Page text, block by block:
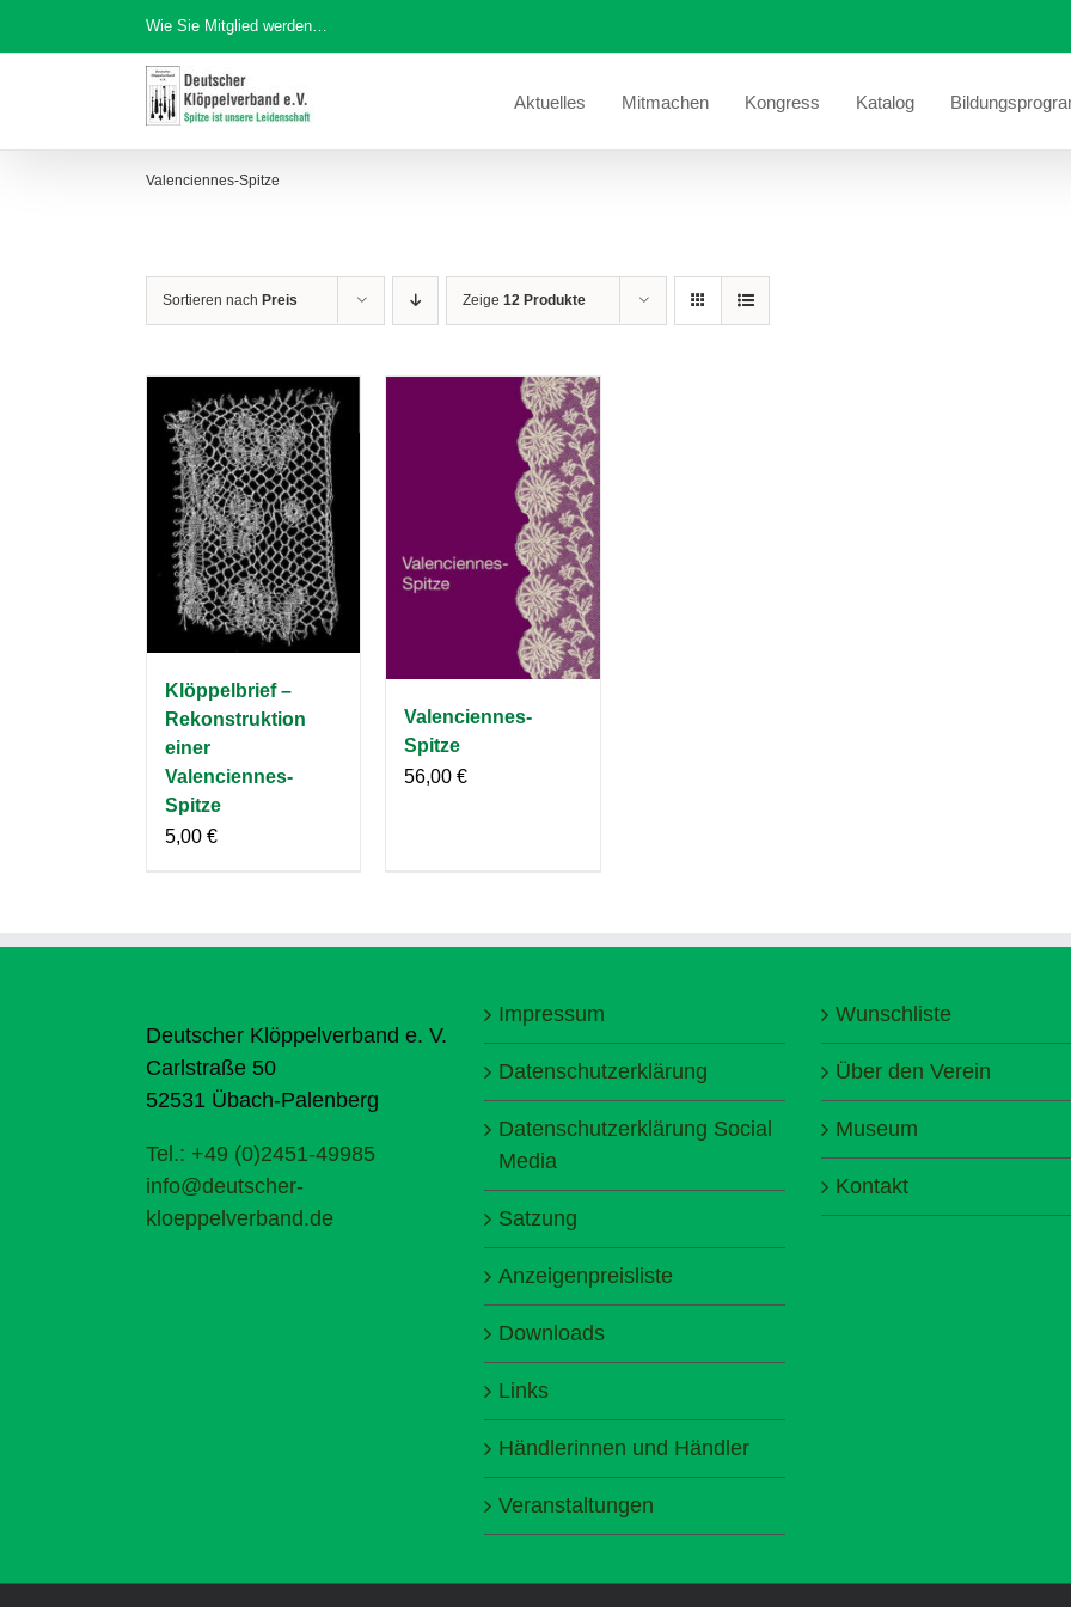
Inhalt
Wie Sie Mitglied werden…
Aktuelles Mitmachen Kongress Katalog
Valenciennes-Spitze
Sortieren nach Preis Zeige 12 Produkte
Klöppelbrief –
Rekonstruktion
einer
Valenciennes-
Spitze
5,00 €
Valenciennes-
Spitze
56,00€
Deutscher Klöppelverband e. V.
Carlstraße 50
52531 Übach-Palenberg
Tel.: +49 (0)2451-49985
info@deutscher-
kloeppelverband.de
Impressum
Datenschutzerklärung
Datenschutzerklärung Social
Media
Satzung
Anzeigenpreisliste
Downloads
Links
Händlerinnen und Händler
Veranstaltungen
Wunschliste
Über den Verein
Museum
Kontakt